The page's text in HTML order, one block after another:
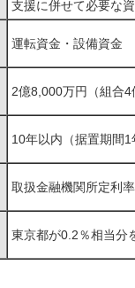
支援に併せて必要な
運転資金・設備資金
2億8,000万円（組合4
10年以内（据置期間1
取扱金融機関所定利率
東京都が0.2％相当分